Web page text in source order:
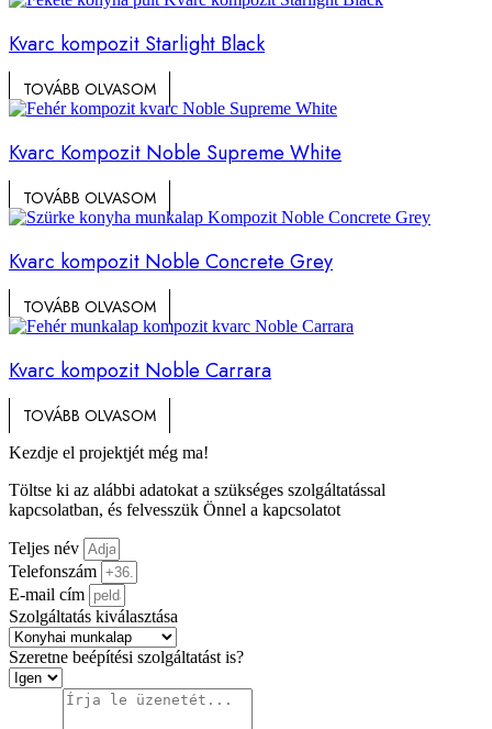
Kvarc kompozit Starlight Black
TOVÁBB OLVASOM
Kvarc Kompozit Noble Supreme White
TOVÁBB OLVASOM
Kvarc kompozit Noble Concrete Grey
TOVÁBB OLVASOM
Kvarc kompozit Noble Carrara
TOVÁBB OLVASOM
Kezdje el projektjét még ma!
Töltse ki az alábbi adatokat a szükséges szolgáltatással
kapcsolatban, és felvesszük Önnel a kapcsolatot
Teljes név
Telefonszám
E-mail cím
Szolgáltatás kiválasztása
Szeretne beépítési szolgáltatást is?